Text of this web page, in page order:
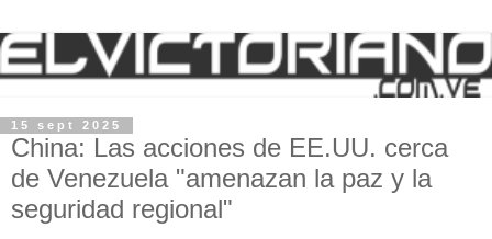
15 sept 2025
China: Las acciones de EE.UU. cerca
de Venezuela "amenazan la paz y la
seguridad regional"